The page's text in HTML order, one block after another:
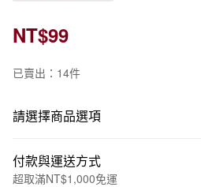
NT$99
已賣出：14件
請選擇商品選項
付款與運送方式
超取滿NT$1,000免運